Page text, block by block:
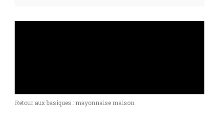
Retour aux basiques : mayonnaise maison